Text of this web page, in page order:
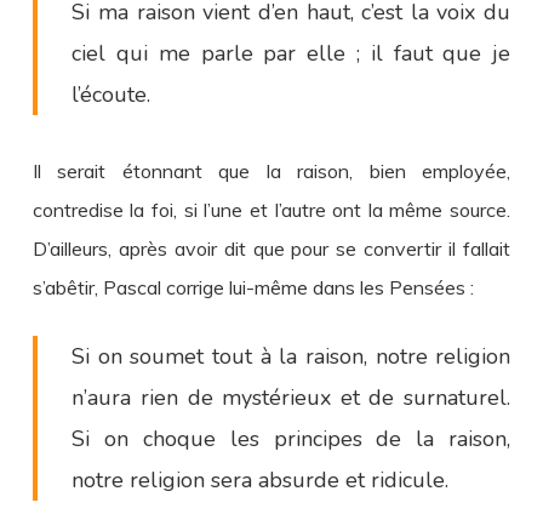
Si ma raison vient d’en haut, c’est la voix du
ciel qui me parle par elle ; il faut que je
l’écoute.
Il serait étonnant que la raison, bien employée,
contredise la foi, si l’une et l’autre ont la même source.
D’ailleurs, après avoir dit que pour se convertir il fallait
s’abêtir, Pascal corrige lui-même dans les Pensées :
Si on soumet tout à la raison, notre religion
n’aura rien de mystérieux et de surnaturel.
Si on choque les principes de la raison,
notre religion sera absurde et ridicule.